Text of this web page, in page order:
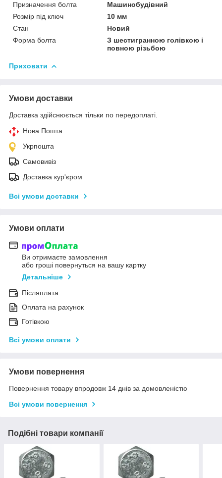
Призначення болта
Машинобудівний
Розмір під ключ
10 мм
Стан
Новий
Форма болта
З шестигранною голівкою і
повною різьбою
Приховати
Умови доставки
Доставка здійснюється тільки по передоплаті.
Нова Пошта
Укрпошта
Самовивіз
Доставка кур'єром
Всі умови доставки
Умови оплати
Ви отримаєте замовлення
або гроші повернуться на вашу картку
Детальніше
Післяплата
Оплата на рахунок
Готівкою
Всі умови оплати
Умови повернення
Повернення товару впродовж 14 днів за домовленістю
Всі умови повернення
Подібні товари компанії